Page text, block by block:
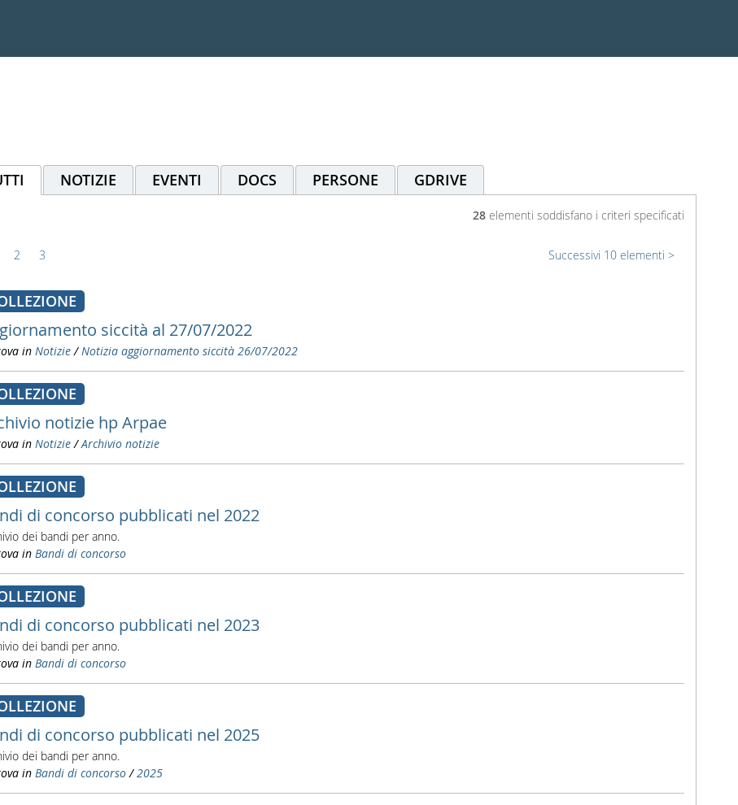
NOTIZIE EVENTI DOCS PERSONE GDRIVE
28elementi soddisfano i criteri specificati
2 3 Successivi 10 elementi
siccità al 27/07/2022
in Notizie /Notizia aggiornamento siccità 26/07/2022
notizie hp Arpae
in Notizie /Archivio notizie
di concorso pubblicati nel 2022
dei bandi per anno.
in Bandi di concorso
di concorso pubblicati nel 2023
dei bandi per anno.
in Bandi di concorso
di concorso pubblicati nel 2025
dei bandi per anno.
in Bandi di concorso /2025